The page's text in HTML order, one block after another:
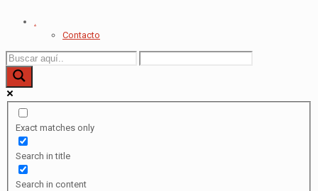
.
Contacto
Exact matches only
Search in title
Search in content